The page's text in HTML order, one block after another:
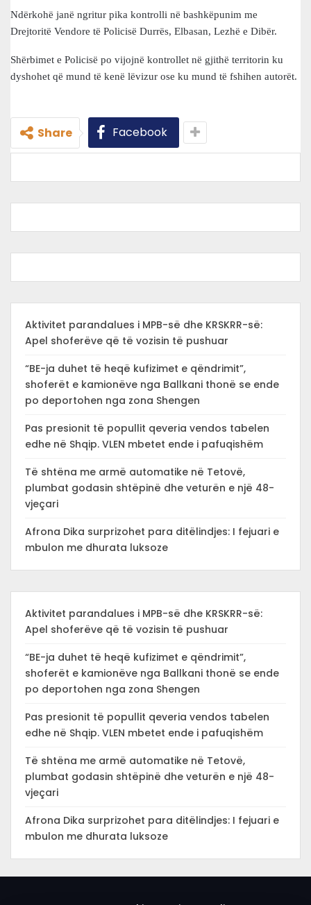
Ndërkohë janë ngritur pika kontrolli në bashkëpunim me
Drejtoritë Vendore të Policisë Durrës, Elbasan, Lezhë e Dibër.
Shërbimet e Policisë po vijojnë kontrollet në gjithë territorin ku
dyshohet që mund të kenë lëvizur ose ku mund të fshihen autorët.
Share Facebook
Aktivitet parandalues i MPB-së dhe KRSKRR-së:
Apel shoferëve që të vozisin të pushuar
“BE-ja duhet të heqë kufizimet e qëndrimit”,
shoferët e kamionëve nga Ballkani thonë se ende
po deportohen nga zona Shengen
Pas presionit të popullit qeveria vendos tabelen
edhe në Shqip. VLEN mbetet ende i pafuqishëm
Të shtëna me armë automatike në Tetovë,
plumbat godasin shtëpinë dhe veturën e një 48-
vjeçari
Afrona Dika surprizohet para ditëlindjes: I fejuari e
mbulon me dhurata luksoze
Aktivitet parandalues i MPB-së dhe KRSKRR-së:
Apel shoferëve që të vozisin të pushuar
“BE-ja duhet të heqë kufizimet e qëndrimit”,
shoferët e kamionëve nga Ballkani thonë se ende
po deportohen nga zona Shengen
Pas presionit të popullit qeveria vendos tabelen
edhe në Shqip. VLEN mbetet ende i pafuqishëm
Të shtëna me armë automatike në Tetovë,
plumbat godasin shtëpinë dhe veturën e një 48-
vjeçari
Afrona Dika surprizohet para ditëlindjes: I fejuari e
mbulon me dhurata luksoze